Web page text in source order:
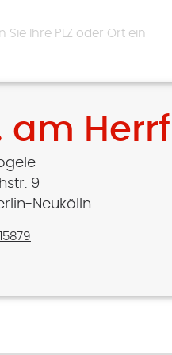
am
9
Neukölln